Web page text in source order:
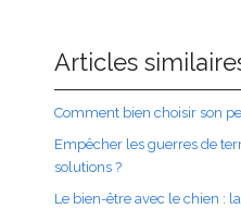
Articles
Comment bien choisir son
Empêcher les guerres de
solutions ?
Le bien-être avec le chien :